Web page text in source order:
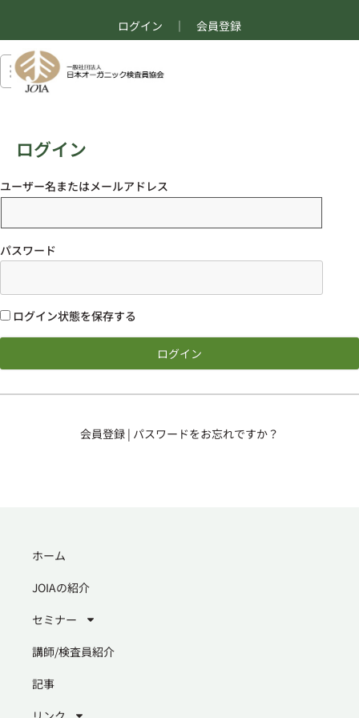
ログイン ｜ 会員登録
ログイン
ユーザー名またはメールアドレス
パスワード
ログイン状態を保存する
会員登録 | パスワードをお忘れですか？
ホーム
JOIAの紹介
セミナー
講師/検査員紹介
記事